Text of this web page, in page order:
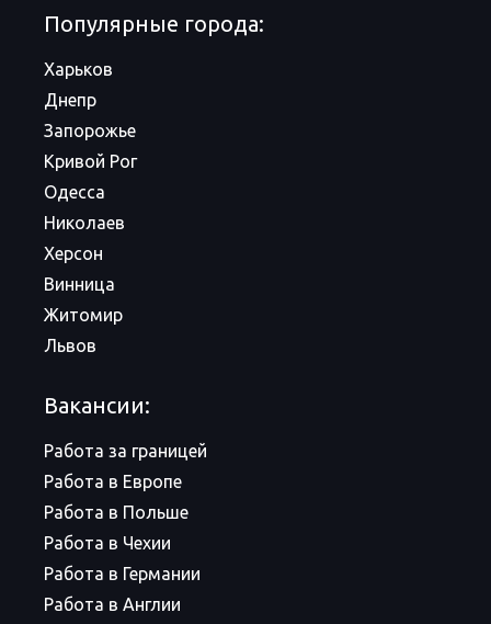
Популярные города:
Харьков
Днепр
Запорожье
Кривой Рог
Одесса
Николаев
Херсон
Винница
Житомир
Львов
Вакансии:
Работа за границей
Работа в Европе
Работа в Польше
Работа в Чехии
Работа в Германии
Работа в Англии